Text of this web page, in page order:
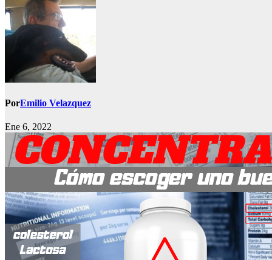
PorEmilio Velazquez
Ene 6, 2022